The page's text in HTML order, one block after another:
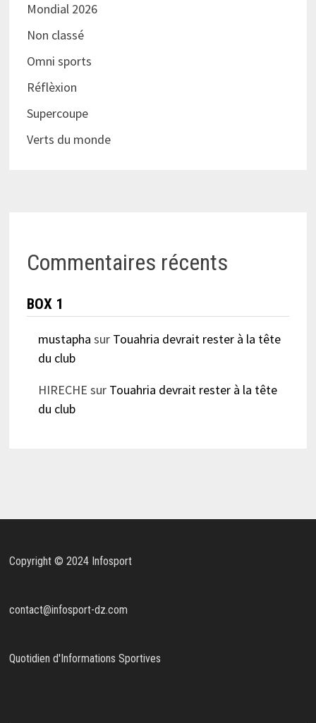
Mondial 2026
Non classé
Omni sports
Réflèxion
Supercoupe
Verts du monde
Commentaires récents
BOX 1
mustapha sur Touahria devrait rester à la tête
du club
HIRECHE sur Touahria devrait rester à la tête
du club
Copyright © 2024 Infosport
contact@infosport-dz.com
Quotidien d'Informations Sportives